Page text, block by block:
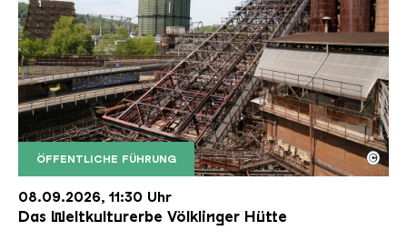
ÖFFENTLICHE FÜHRUNG
Der Erzschrägaufzug der Völklinger Hütte mit
Copyright: Weltkulturerbe Völklinger Hütte | Karl
©
08.09.2026, 11:30 Uhr
Das Weltkulturerbe Völklinger Hütte